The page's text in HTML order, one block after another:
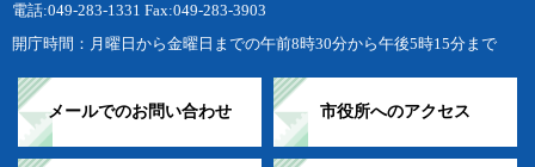
電話:049-283-1331 Fax:049-283-3903
開庁時間：月曜日から金曜日までの午前8時30分から午後5時15分まで
メールでのお問い合わせ 市役所へのアクセス